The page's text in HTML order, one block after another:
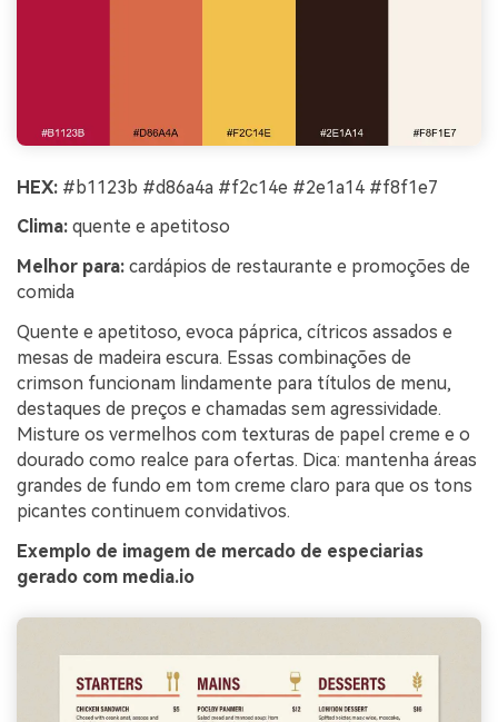
HEX: #b1123b #d86a4a #f2c14e #2e1a14 #f8f1e7
Clima: quente e apetitoso
Melhor para: cardápios de restaurante e promoções de
comida
Quente e apetitoso, evoca páprica, cítricos assados e
mesas de madeira escura. Essas combinações de
crimson funcionam lindamente para títulos de menu,
destaques de preços e chamadas sem agressividade.
Misture os vermelhos com texturas de papel creme e o
dourado como realce para ofertas. Dica: mantenha áreas
grandes de fundo em tom creme claro para que os tons
picantes continuem convidativos.
Exemplo de imagem de mercado de especiarias
gerado com media.io